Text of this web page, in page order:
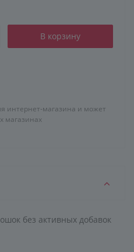
В корзину
интернет-магазина и может
магазинах
без активных добавок